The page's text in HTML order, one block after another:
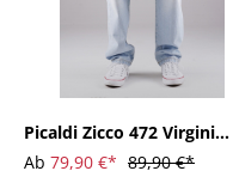
Picaldi Zicco 472 Virginia
Herrenjeans - Relaxed-
Ab 79,90 €* 89,90 €*